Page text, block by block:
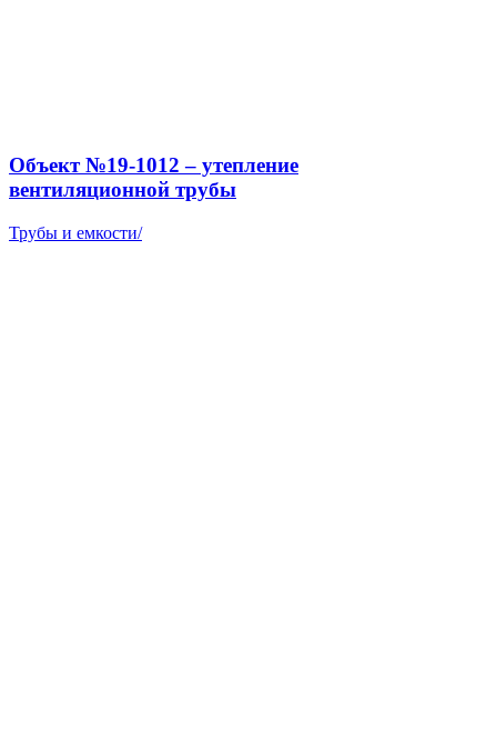
Объект №19-1012 – утепление
вентиляционной трубы
Трубы и емкости/